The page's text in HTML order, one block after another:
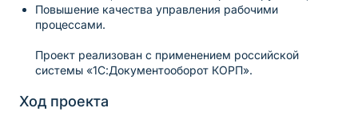
Повышение качества управления рабочими
процессами.
Проект реализован с применением российской
системы «1С:Документооборот КОРП».
Ход проекта